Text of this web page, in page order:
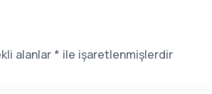
alanlar * ile işaretlenmişlerdir